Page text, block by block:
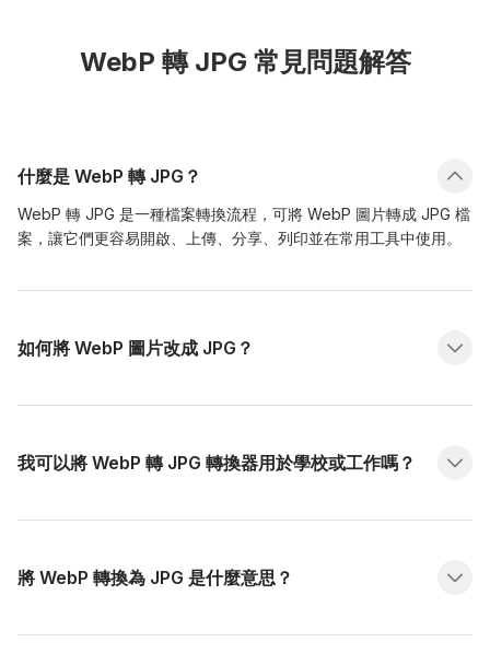
WebP 轉 JPG 常見問題解答
什麼是 WebP 轉 JPG？
WebP 轉 JPG 是一種檔案轉換流程，可將 WebP 圖片轉成 JPG 檔
案，讓它們更容易開啟、上傳、分享、列印並在常用工具中使用。
如何將 WebP 圖片改成 JPG？
我可以將 WebP 轉 JPG 轉換器用於學校或工作嗎？
將 WebP 轉換為 JPG 是什麼意思？